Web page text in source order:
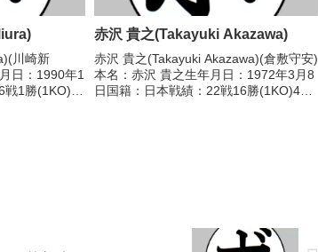
川崎新
日：1990年1
1勝(1KO)5
赤沢 貴之(Takayuki Akazawa)
赤沢 貴之(Takayuki Akazawa)(倉敷守安)
本名：赤沢 貴之生年月日：1972年3月8
日国籍：日本戦績：22戦16勝(1KO)4敗2